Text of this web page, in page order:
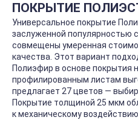
ПОКРЫТИЕ
Универсальное покрытие
заслуженной популярностью
совмещены умеренная
качества. Этот вариант
Полиэфир в основе покрытия
профилированным листам
предлагает 27 цветов —
Покрытие толщиной 25 мкм
к механическому